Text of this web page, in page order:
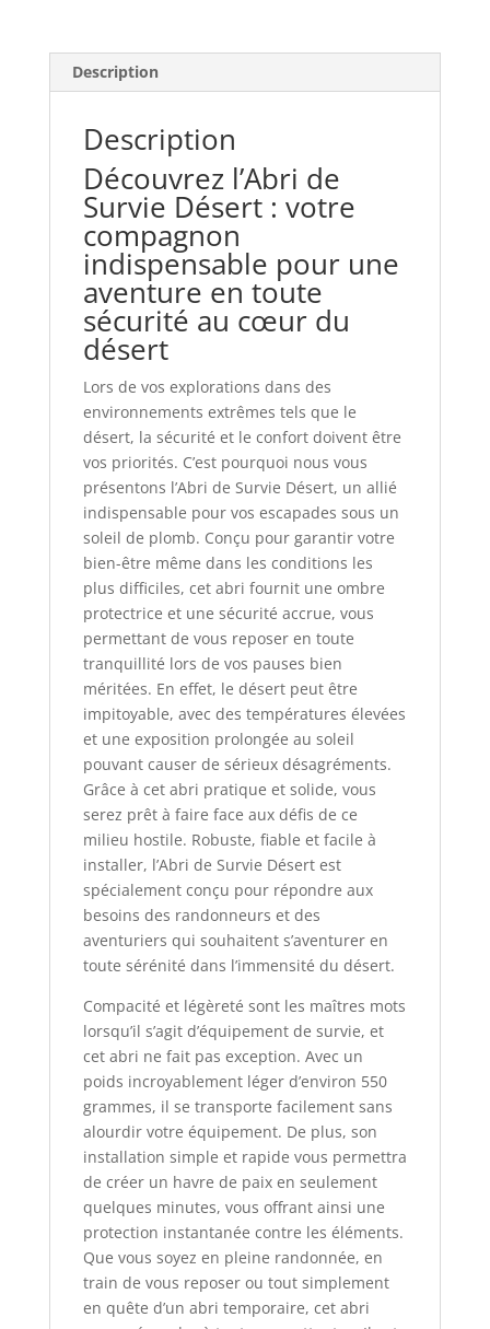
Description
Description
Découvrez l’Abri de
Survie Désert : votre
compagnon
indispensable pour une
aventure en toute
sécurité au cœur du
désert
Lors de vos explorations dans des
environnements extrêmes tels que le
désert, la sécurité et le confort doivent être
vos priorités. C’est pourquoi nous vous
présentons l’Abri de Survie Désert, un allié
indispensable pour vos escapades sous un
soleil de plomb. Conçu pour garantir votre
bien-être même dans les conditions les
plus difficiles, cet abri fournit une ombre
protectrice et une sécurité accrue, vous
permettant de vous reposer en toute
tranquillité lors de vos pauses bien
méritées. En effet, le désert peut être
impitoyable, avec des températures élevées
et une exposition prolongée au soleil
pouvant causer de sérieux désagréments.
Grâce à cet abri pratique et solide, vous
serez prêt à faire face aux défis de ce
milieu hostile. Robuste, fiable et facile à
installer, l’Abri de Survie Désert est
spécialement conçu pour répondre aux
besoins des randonneurs et des
aventuriers qui souhaitent s’aventurer en
toute sérénité dans l’immensité du désert.
Compacité et légèreté sont les maîtres mots
lorsqu’il s’agit d’équipement de survie, et
cet abri ne fait pas exception. Avec un
poids incroyablement léger d’environ 550
grammes, il se transporte facilement sans
alourdir votre équipement. De plus, son
installation simple et rapide vous permettra
de créer un havre de paix en seulement
quelques minutes, vous offrant ainsi une
protection instantanée contre les éléments.
Que vous soyez en pleine randonnée, en
train de vous reposer ou tout simplement
en quête d’un abri temporaire, cet abri